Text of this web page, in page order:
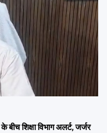
शिक्षा विभाग अलर्ट, जर्जर